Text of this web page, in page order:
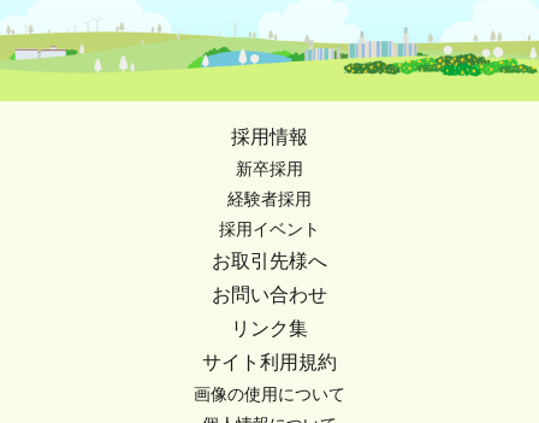
採用情報
新卒採用
経験者採用
採用イベント
お取引先様へ
お問い合わせ
リンク集
サイト利用規約
画像の使用について